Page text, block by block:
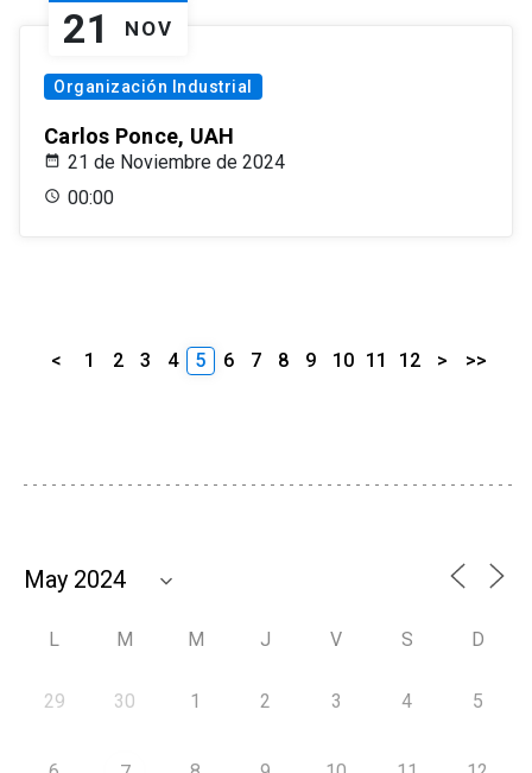
21 NOV
Organización Industrial
Carlos Ponce, UAH
21 de Noviembre de 2024
00:00
< 1 2 3 4 5 6 7 8 9 10 11 12 > >>
L M M J V S D
29 30 1 2 3 4 5